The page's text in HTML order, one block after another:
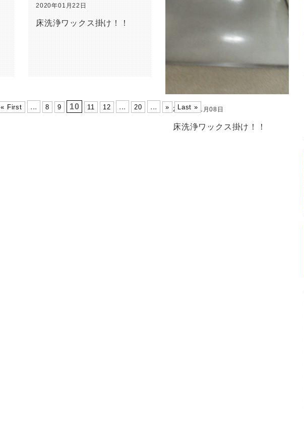
2020年01月22日
床洗浄ワックス掛け！！
2020年01月08日
床洗浄ワックス掛け！！
« First ... 8 9 10 11 12 ... 20 ... » Last »